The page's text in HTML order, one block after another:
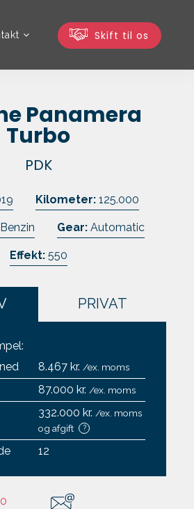
Skift til os
Panamera
Turbo
PDK
Kilometer:125.000
Gear:Automatic
Effekt:550
PRIVAT
8.467 kr. /ex. moms
87.000 kr. /ex. moms
332.000 kr. /ex. moms
og afgift
?
12